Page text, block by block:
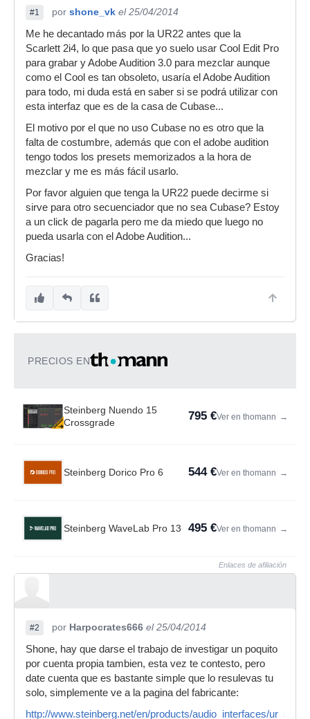
#1 por shone_vk el 25/04/2014
Me he decantado más por la UR22 antes que la
Scarlett 2i4, lo que pasa que yo suelo usar Cool Edit Pro
para grabar y Adobe Audition 3.0 para mezclar aunque
como el Cool es tan obsoleto, usaría el Adobe Audition
para todo, mi duda está en saber si se podrá utilizar con
esta interfaz que es de la casa de Cubase...
El motivo por el que no uso Cubase no es otro que la
falta de costumbre, además que con el adobe audition
tengo todos los presets memorizados a la hora de
mezclar y me es más fácil usarlo.
Por favor alguien que tenga la UR22 puede decirme si
sirve para otro secuenciador que no sea Cubase? Estoy
a un click de pagarla pero me da miedo que luego no
pueda usarla con el Adobe Audition...
Gracias!
PRECIOS EN
Steinberg Nuendo 15
Crossgrade
795 €Ver en thomann →
Steinberg Dorico Pro 6 544 €Ver en thomann →
Steinberg WaveLab Pro 13 495 €Ver en thomann →
Enlaces de afiliación
#2 por Harpocrates666 el 25/04/2014
Shone, hay que darse el trabajo de investigar un poquito
por cuenta propia tambien, esta vez te contesto, pero
date cuenta que es bastante simple que lo resulevas tu
solo, simplemente ve a la pagina del fabricante:
http://www.steinberg.net/en/products/audio_interfaces/